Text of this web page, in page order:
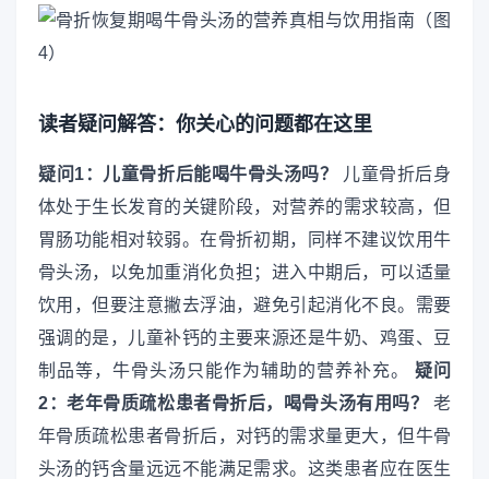
读者疑问解答：你关心的问题都在这里
疑问1：儿童骨折后能喝牛骨头汤吗？
儿童骨折后身
体处于生长发育的关键阶段，对营养的需求较高，但
胃肠功能相对较弱。在骨折初期，同样不建议饮用牛
骨头汤，以免加重消化负担；进入中期后，可以适量
饮用，但要注意撇去浮油，避免引起消化不良。需要
强调的是，儿童补钙的主要来源还是牛奶、鸡蛋、豆
制品等，牛骨头汤只能作为辅助的营养补充。 疑问
2：老年骨质疏松患者骨折后，喝骨头汤有用吗？
老
年骨质疏松患者骨折后，对钙的需求量更大，但牛骨
头汤的钙含量远远不能满足需求。这类患者应在医生